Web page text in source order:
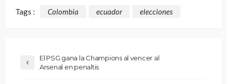
Tags : Colombia ecuador elecciones
El PSG gana la Champions al vencer al
Arsenal en penaltis